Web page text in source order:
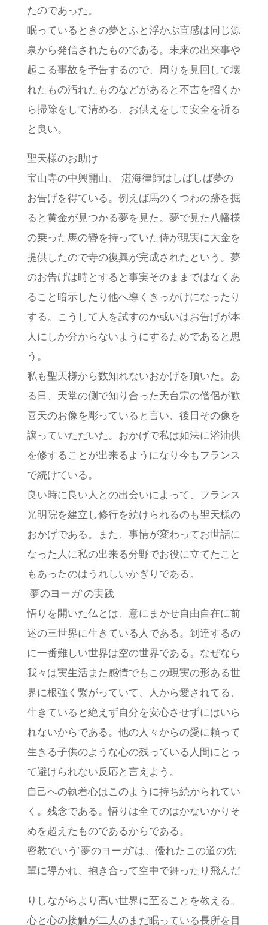
たのであった。
眠っているときの夢とふと浮かぶ直感は同じ源
泉から発信されたものである。未来の出来事や
起こる事故を予告するので、周りを見回して壊
れたもの汚れたものなどがあると不吉を招くか
ら掃除をして清める、お供えをして安全を祈る
と良い。
聖天様のお助け
宝山寺の中興開山、 湛海律師はしばしば夢の
お告げを得ている。例えば馬のくつわの跡を掘
ると黄金が見つかる夢を見た。夢で見た八幡様
の乗った馬の轡を持っていた侍が現実に大金を
提供したので寺の復興が完成されたという。夢
のお告げは時とすると事実そのままではなくあ
ること暗示したり他へ導くきっかけになったり
する。こうして人を試すのか或いはお告げが本
人にしか分からないようにするためであると思
う。
私も聖天様から数知れないおかげを頂いた。あ
る日、天堂の側で知り合った天台宗の僧侶が歓
喜天のお像を彫っていると言い、後日その像を
譲っていただいた。おかげで私は如法に浴油供
を修することが出来るようになり今もフランス
で続けている。
良い時に良い人との出会いによって、フランス
光明院を建立し修行を続けられるのも聖天様の
おかげである。また、事情が変わってお世話に
なった人に私の出来る分野でお役に立てたこと
もあったのはうれしいかぎりである。
”夢のヨーガ”の実践
悟りを開いた仏とは、意にまかせ自由自在に前
述の三世界に生きている人である。到達するの
に一番難しい世界は空の世界である。なぜなら
我々は実生活また感情でもこの現実の形ある世
界に根強く繋がっていて、人から愛されてる、
生きていると絶えず自分を安心させずにはいら
れないからである。他の人々からの愛に頼って
生きる子供のような心の残っている人間にとっ
て避けられない反応と言えよう。
自己への執着心はこのように持ち続かられてい
く。残念である。悟りは全てのはかないかりそ
めを超えたものであるからである。
密教でいう”夢のヨーガ”は、優れたこの道の先
輩に導かれ、抱き合って空中で舞ったり飛んだ
りしながらより高い世界に至ることを教える。
心と心の接触が二人のまだ眠っている長所を目